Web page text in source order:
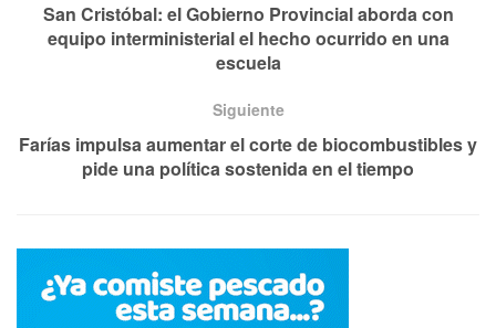
San Cristóbal: el Gobierno Provincial aborda con
equipo interministerial el hecho ocurrido en una
escuela
Siguiente
Farías impulsa aumentar el corte de biocombustibles y
pide una política sostenida en el tiempo